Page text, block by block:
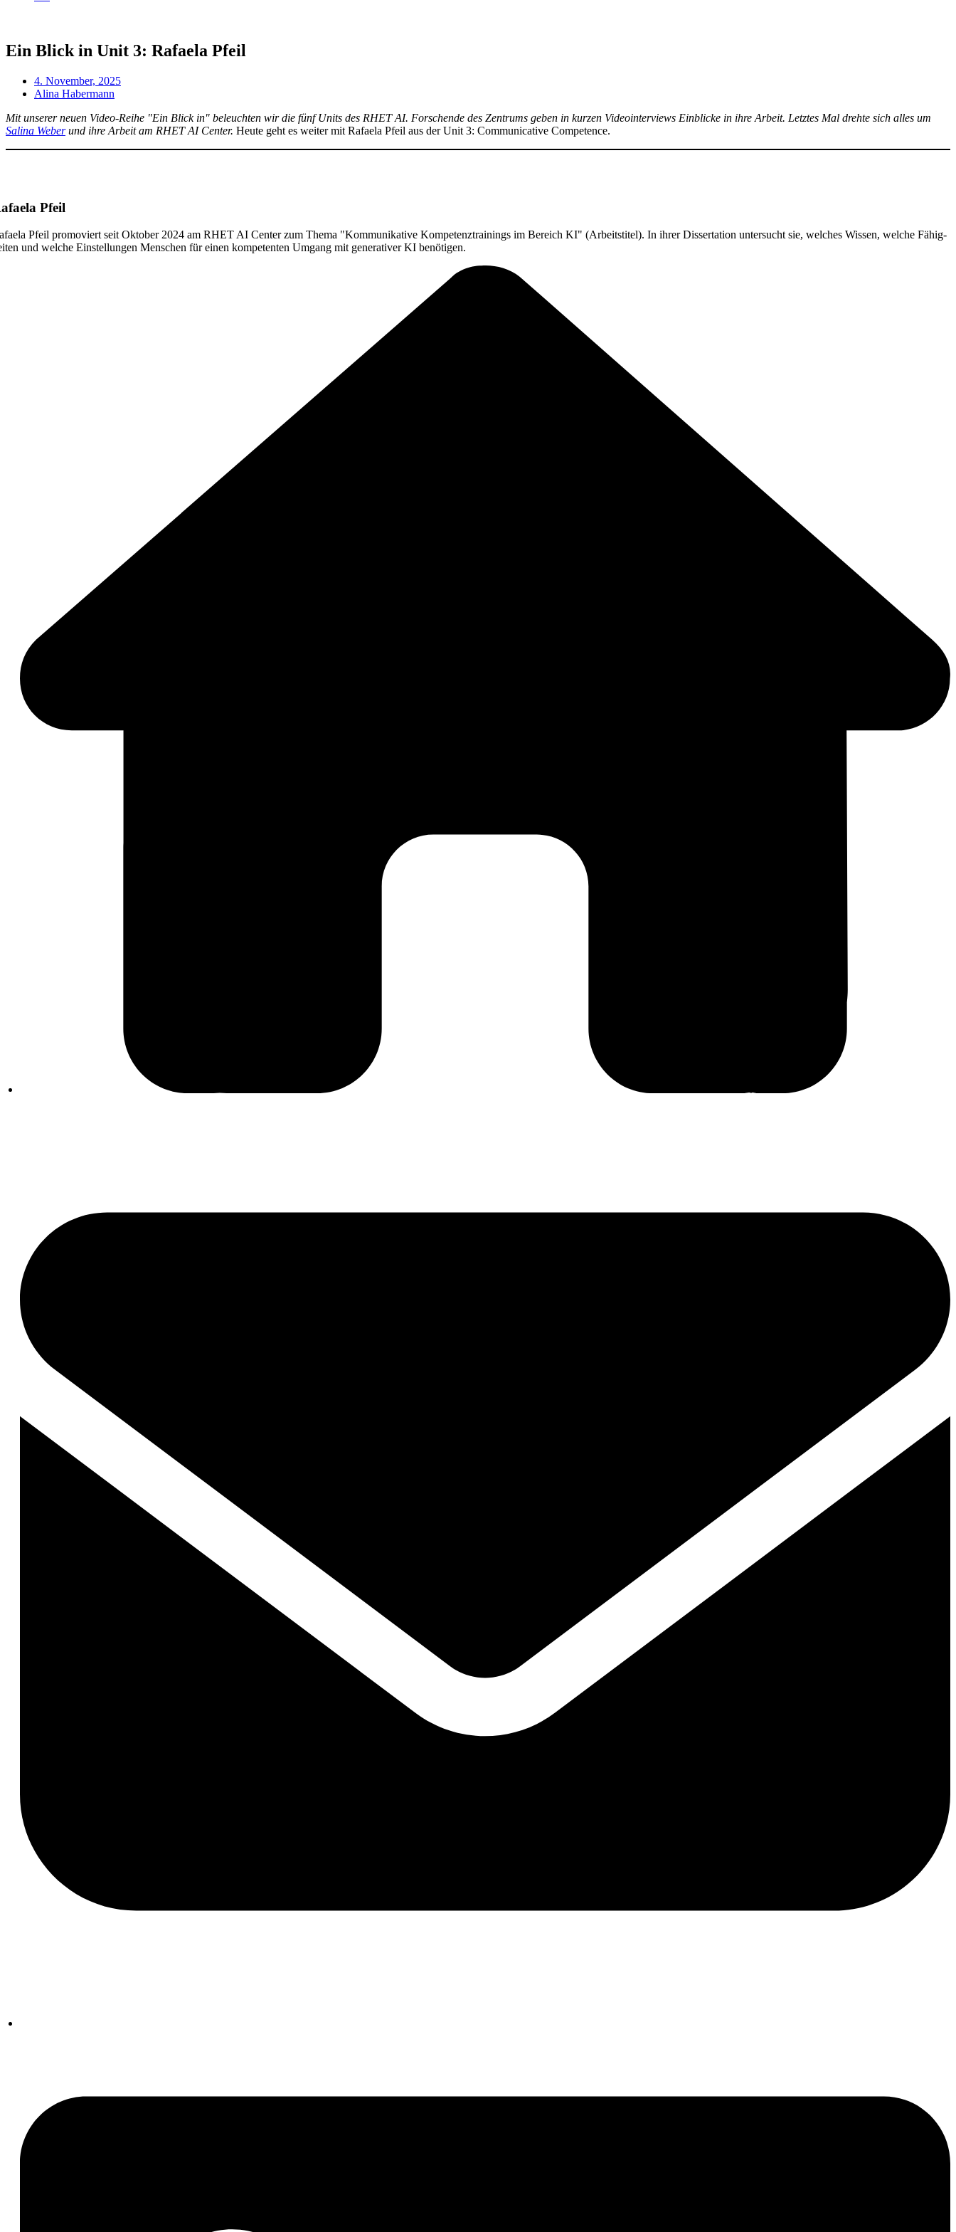
Ein Blick in Unit 3: Rafaela Pfeil
4. November, 2025
Alina Habermann
Mit unse­rer neu­en Video-Rei­he "Ein Blick in" beleuch­ten wir die fünf Units des RHET AI. For­schen­de des Zen­trums geben in kur­zen Video­in­ter­views Ein­bli­cke in ihre Arbeit. Letz­tes Mal dreh­te sich alles um
Sali­na Weberund ihre Arbeit am RHET AI Cen­ter. Heu­te geht es wei­ter mit Rafae­la Pfeil aus der Unit 3: Com­mu­ni­ca­ti­ve Competence.
Pfeil
Pfeil pro­mo­viert seit Okto­ber 2024 am RHET AI Cen­ter zum The­ma "Kom­mu­ni­ka­ti­ve Kom­pe­tenz­trai­nings im Bereich KI" (Arbeits­ti­tel). In ihrer Dis­ser­ta­ti­on unter­sucht sie, wel­ches Wis­sen, wel­che Fähig­
und wel­che Ein­stel­lun­gen Men­schen für einen kom­pe­ten­ten Umgang mit gene­ra­ti­ver KI benötigen.